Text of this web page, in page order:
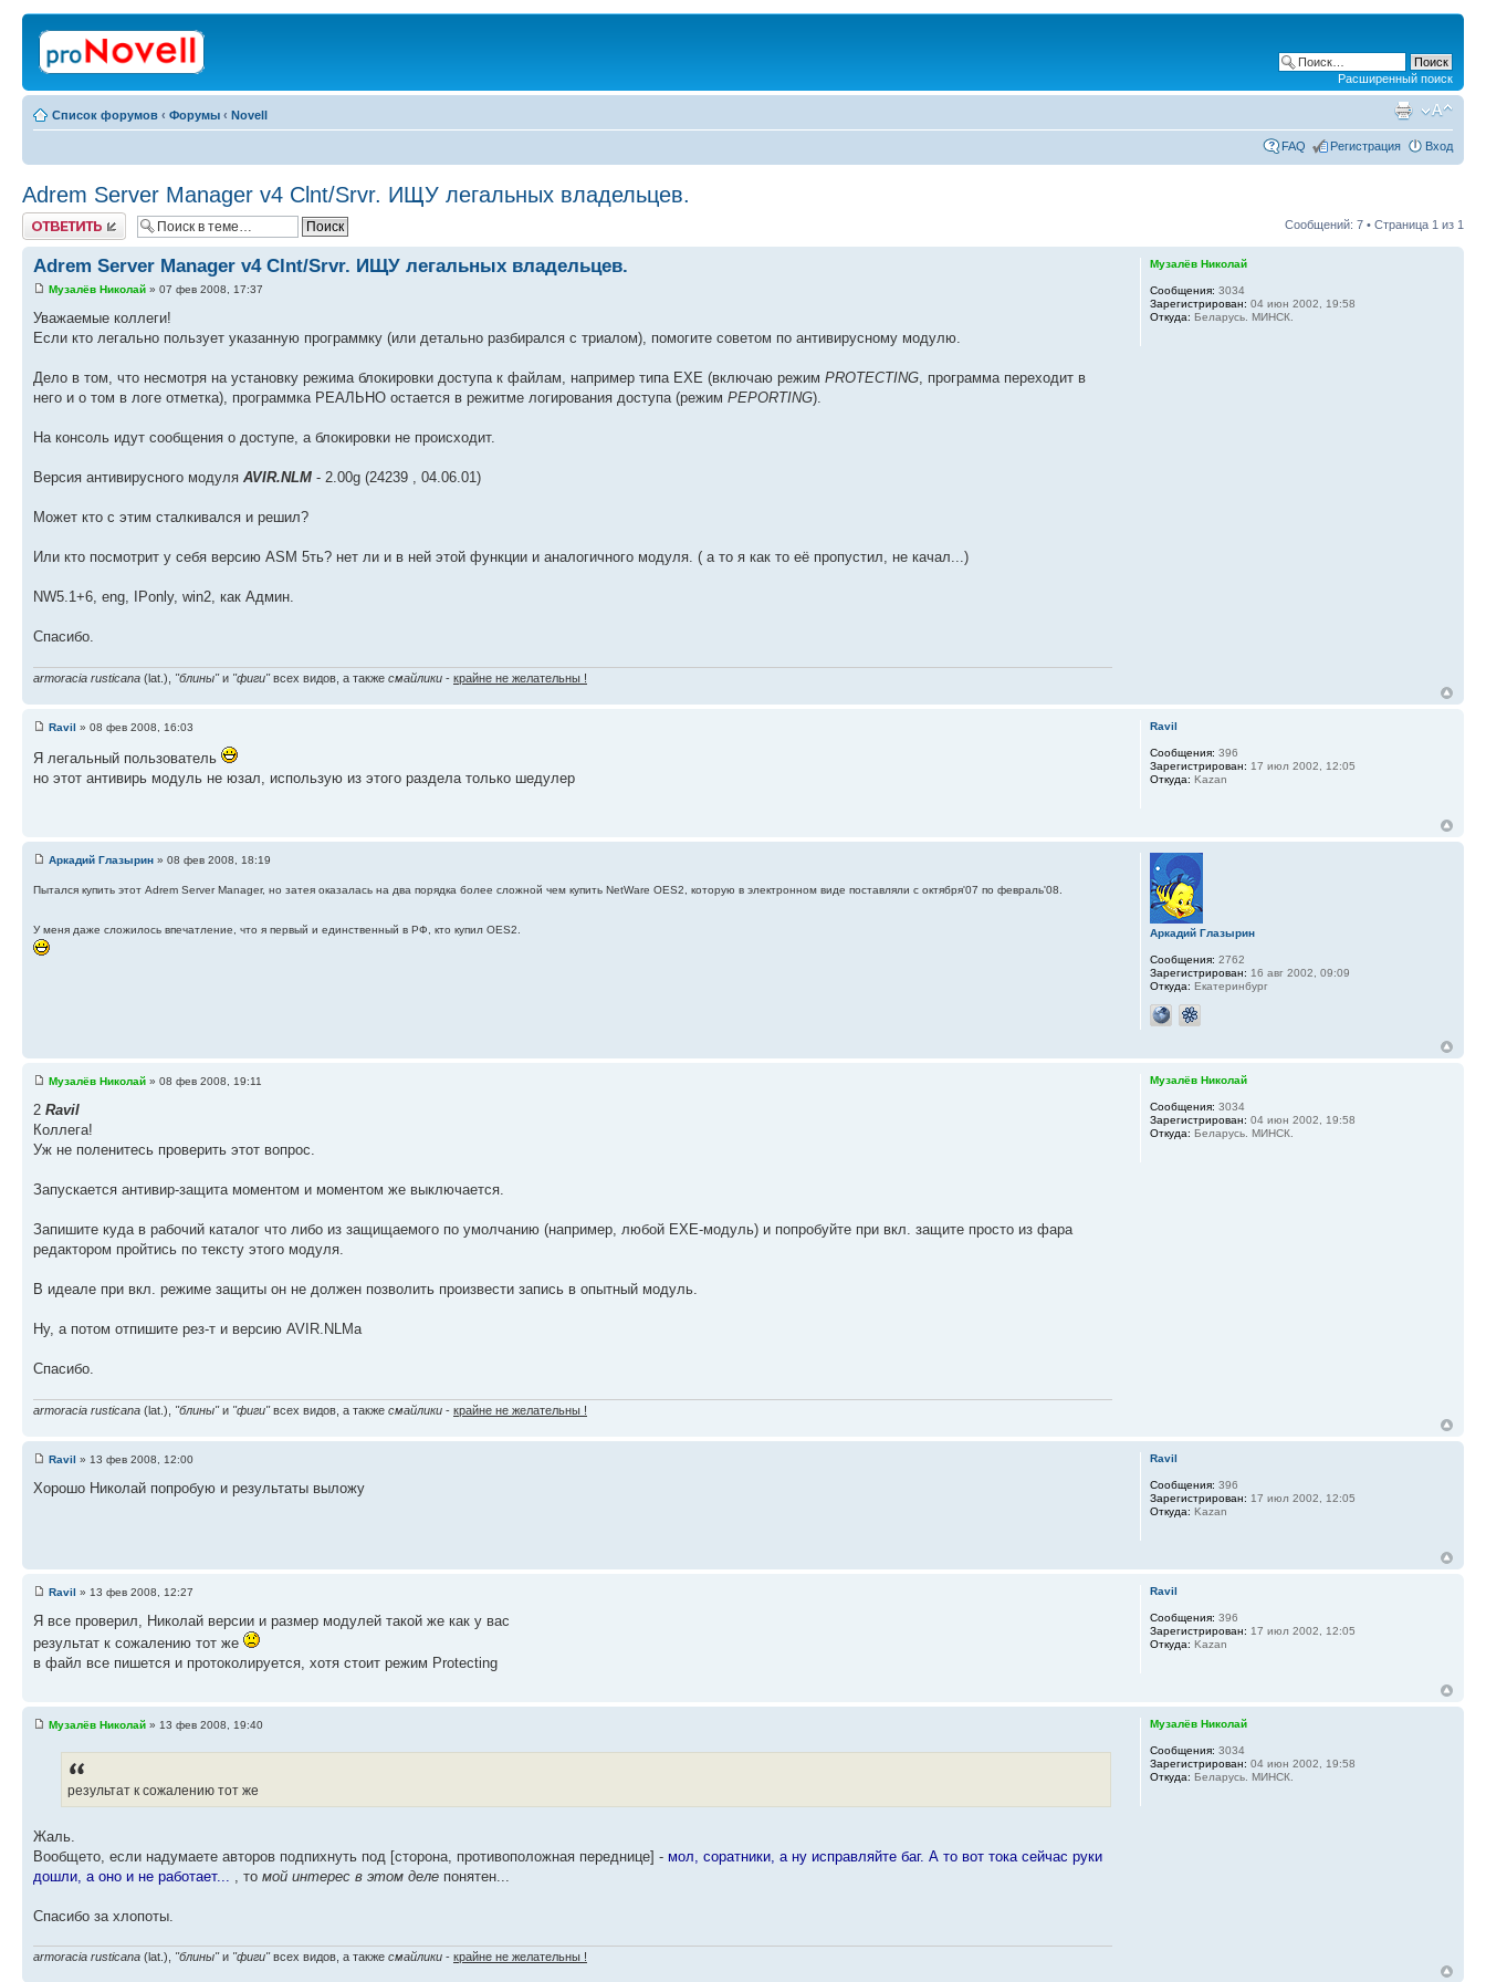
Расширенный поиск
Список форумов ‹ Форумы ‹ Novell
FAQ Регистрация Вход
Adrem Server Manager v4 Clnt/Srvr. ИЩУ легальных владельцев.
Ответить Сообщений: 7 • Страница 1 из 1
Adrem Server Manager v4 Clnt/Srvr. ИЩУ легальных владельцев.
Музалёв Николай » 07 фев 2008, 17:37
Уважаемые коллеги!
Если кто легально пользует указанную программку (или детально разбирался с триалом), помогите советом по антивирусному модулю.
Дело в том, что несмотря на установку режима блокировки доступа к файлам, например типа EXE (включаю режим PROTECTING, программа переходит в
него и о том в логе отметка), программка РЕАЛЬНО остается в режитме логирования доступа (режим PEPORTING).
На консоль идут сообщения о доступе, а блокировки не происходит.
Версия антивирусного модуля AVIR.NLM - 2.00g (24239 , 04.06.01)
Может кто с этим сталкивался и решил?
Или кто посмотрит у себя версию ASM 5ть? нет ли и в ней этой функции и аналогичного модуля. ( а то я как то её пропустил, не качал...)
NW5.1+6, eng, IPonly, win2, как Админ.
Спасибо.
armoracia rusticana (lat.), "блины"и "фиги"всех видов, а также смайлики - крайне не желательны !
Музалёв Николай
Сообщения: 3034
Зарегистрирован: 04 июн 2002, 19:58
Откуда: Беларусь. МИНСК.
Ravil » 08 фев 2008, 16:03
Я легальный пользователь
но этот антивирь модуль не юзал, использую из этого раздела только шедулер
Ravil
Сообщения: 396
Зарегистрирован: 17 июл 2002, 12:05
Откуда: Kazan
Аркадий Глазырин » 08 фев 2008, 18:19
Пытался купить этот Adrem Server Manager, но затея оказалась на два порядка более сложной чем купить NetWare OES2, которую в электронном виде поставляли с октября'07 по февраль'08.
У меня даже сложилось впечатление, что я первый и единственный в РФ, кто купил OES2. Аркадий Глазырин
Сообщения: 2762
Зарегистрирован: 16 авг 2002, 09:09
Откуда: Екатеринбург
Музалёв Николай » 08 фев 2008, 19:11
2 Ravil
Коллега!
Уж не поленитесь проверить этот вопрос.
Запускается антивир-защита моментом и моментом же выключается.
Запишите куда в рабочий каталог что либо из защищаемого по умолчанию (например, любой ЕХЕ-модуль) и попробуйте при вкл. защите просто из фара
редактором пройтись по тексту этого модуля.
В идеале при вкл. режиме защиты он не должен позволить произвести запись в опытный модуль.
Ну, а потом отпишите рез-т и версию AVIR.NLMa
Спасибо.
armoracia rusticana (lat.), "блины"и "фиги"всех видов, а также смайлики - крайне не желательны !
Музалёв Николай
Сообщения: 3034
Зарегистрирован: 04 июн 2002, 19:58
Откуда: Беларусь. МИНСК.
Ravil
» 13 фев 2008, 12:00
Хорошо Николай попробую и результаты выложу
Ravil
Сообщения: 396
Зарегистрирован: 17 июл 2002, 12:05
Откуда: Kazan
Ravil
» 13 фев 2008, 12:27
Я все проверил, Николай версии и размер модулей такой же как у вас
результат к сожалению тот же
в файл все пишется и протоколируется, хотя стоит режим Protecting
Ravil
Сообщения: 396
Зарегистрирован: 17 июл 2002, 12:05
Откуда: Kazan
Музалёв Николай » 13 фев 2008, 19:40
результат к сожалению тот же
Жаль.
Вообщето, если надумаете авторов подпихнуть под [сторона, противоположная переднице] - мол, соратники, а ну исправляйте баг. А то вот тока сейчас руки
дошли, а оно и не работает...
, то мой интерес в этом деле понятен...
Спасибо за хлопоты.
armoracia rusticana (lat.), "блины"и "фиги"всех видов, а также смайлики - крайне не желательны !
Музалёв Николай
Сообщения: 3034
Зарегистрирован: 04 июн 2002, 19:58
Откуда: Беларусь. МИНСК.